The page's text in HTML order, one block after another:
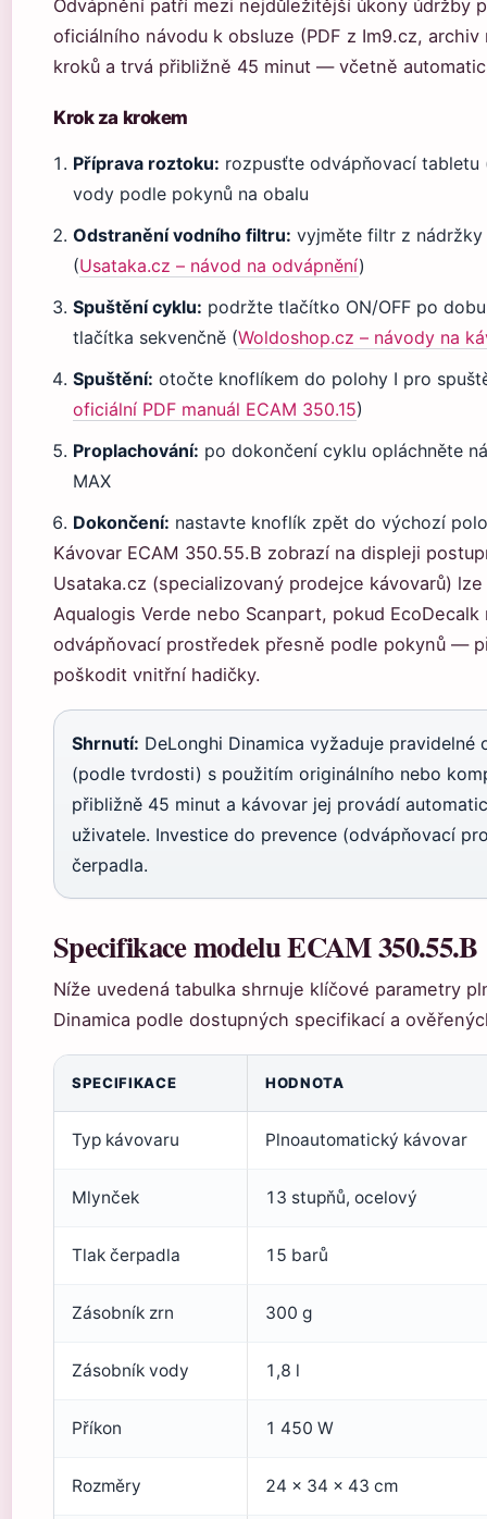
Odvápnění patří mezi nejdůležitější úkony údržby
oficiálního návodu k obsluze (PDF z Im9.cz,
kroků a trvá přibližně 45 minut — včetně
Krok za krokem
Příprava roztoku: rozpusťte odvápňovací tabletu
vody podle pokynů na obalu
Odstranění vodního filtru: vyjměte filtr z nádržky
(Usataka.cz – návod na odvápnění)
Spuštění cyklu: podržte tlačítko ON/OFF po
tlačítka sekvenčně (Woldoshop.cz – návody na
Spuštění: otočte knoflíkem do polohy I pro
oficiální PDF manuál ECAM 350.15)
Proplachování: po dokončení cyklu opláchněte
MAX
Dokončení: nastavte knoflík zpět do výchozí
Kávovar ECAM 350.55.B zobrazí na displeji
Usataka.cz (specializovaný prodejce kávovarů)
Aqualogis Verde nebo Scanpart, pokud
odvápňovací prostředek přesně podle pokynů —
poškodit vnitřní hadičky.
Shrnutí: DeLonghi Dinamica vyžaduje
(podle tvrdosti) s použitím originálního nebo
přibližně 45 minut a kávovar jej provádí
uživatele. Investice do prevence (odvápňovací
čerpadla.
Specifikace modelu ECAM 350.55.B
Níže uvedená tabulka shrnuje klíčové parametry
Dinamica podle dostupných specifikací a
SPECIFIKACE HODNOTA
Typ kávovaru Plnoautomatický kávovar
Mlynček 13 stupňů, ocelový
Tlak čerpadla 15 barů
Zásobník zrn 300 g
Zásobník vody 1,8 l
Příkon 1 450 W
Rozměry 24 × 34 × 43 cm